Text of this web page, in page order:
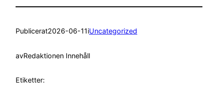
Publicerat2026-06-11iUncategorized
avRedaktionen Innehåll
Etiketter: